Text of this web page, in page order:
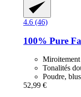
4.6 (46)
100% Pure
Miroitement
Tonalités
Poudre,
52,99 €